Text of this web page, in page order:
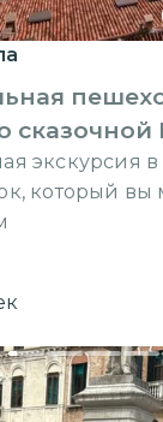
экскурсия
который вы